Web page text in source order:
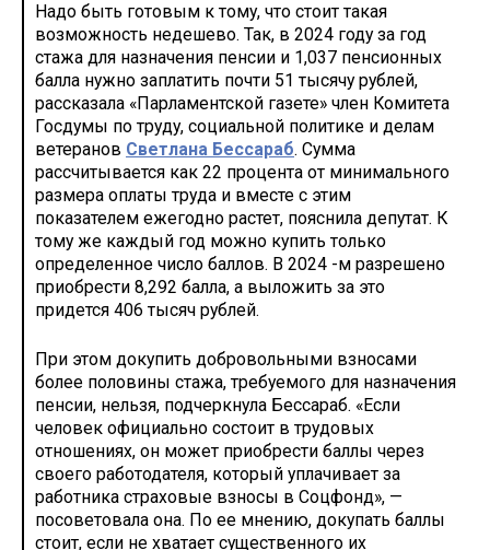
Надо быть готовым к тому, что стоит такая
возможность недешево. Так, в 2024 году за год
стажа для назначения пенсии и 1,037 пенсионных
балла нужно заплатить почти 51 тысячу рублей,
рассказала «Парламентской газете» член Комитета
Госдумы по труду, социальной политике и делам
ветеранов Светлана Бессараб. Сумма
рассчитывается как 22 процента от минимального
размера оплаты труда и вместе с этим
показателем ежегодно растет, пояснила депутат. К
тому же каждый год можно купить только
определенное число баллов. В 2024 -м разрешено
приобрести 8,292 балла, а выложить за это
придется 406 тысяч рублей.
При этом докупить добровольными взносами
более половины стажа, требуемого для назначения
пенсии, нельзя, подчеркнула Бессараб. «Если
человек официально состоит в трудовых
отношениях, он может приобрести баллы через
своего работодателя, который уплачивает за
работника страховые взносы в Соцфонд», —
посоветовала она. По ее мнению, докупать баллы
стоит, если не хватает существенного их